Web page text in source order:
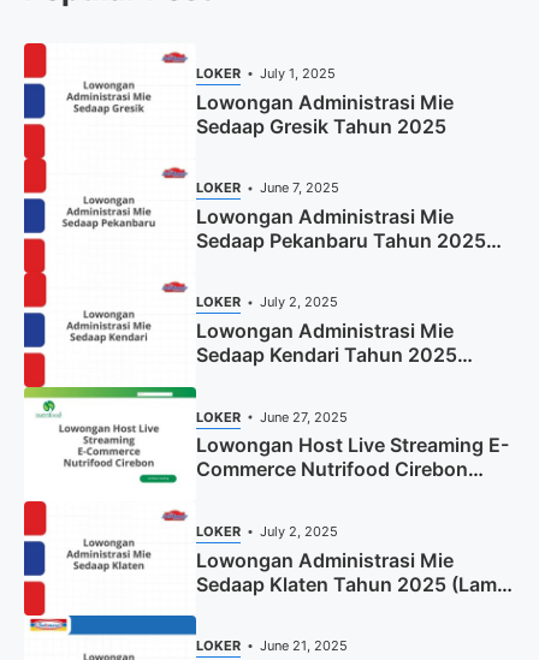
LOKER July 1, 2025
Lowongan Administrasi Mie
Sedaap Gresik Tahun 2025
LOKER June 7, 2025
Lowongan Administrasi Mie
Sedaap Pekanbaru Tahun 2025
LOKER July 2, 2025
Lowongan Administrasi Mie
Sedaap Kendari Tahun 2025
LOKER June 27, 2025
Lowongan Host Live Streaming E-
Commerce Nutrifood Cirebon
LOKER July 2, 2025
Lowongan Administrasi Mie
Sedaap Klaten Tahun 2025 (Lamar
LOKER June 21, 2025